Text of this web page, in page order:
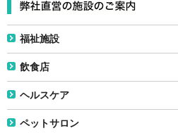
福祉施設
飲食店
ヘルスケア
ペットサロン